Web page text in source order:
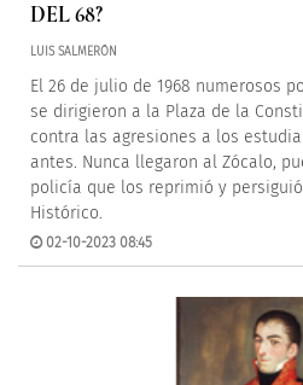
DEL 68?
LUIS SALMERÓN
El 26 de julio de 1968 numerosos
se dirigieron a la Plaza de la
contra las agresiones a los
antes. Nunca llegaron al Zócalo,
policía que los reprimió y
Histórico.
02-10-2023 08:45